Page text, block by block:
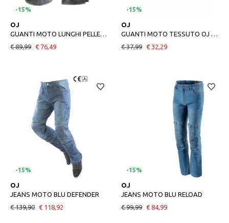
-15%
M
OJ
GUANTI MOTO LUNGHI PELLE E TESSUTO
€ 89,99 € 76,49
-15%
3XL
OJ
GUANTI MOTO TESSUTO OJ HILL
€ 37,99
€ 32,29
-15%
52
OJ
JEANS MOTO BLU DEFENDER
€ 139,90 € 118,92
-15%
48
OJ
JEANS MOTO BLU RELOAD
€ 99,99
€ 84,99